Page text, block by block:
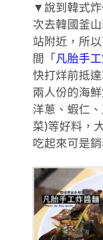
▼說到韓式
次去韓國釜
站附近，所
間「凡胎手
快打烊前抵
兩人份的海
洋蔥、蝦仁
菜)等好料，
吃起來可是